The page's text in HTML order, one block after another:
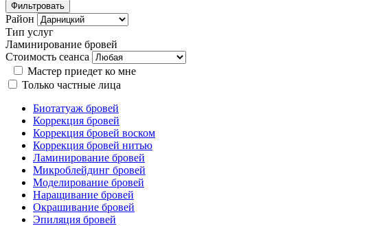
Фильтровать
Район
Тип услуг
Ламинирование бровей
Стоимость сеанса
Мастер приедет ко мне
Только частные лица
Биотатуаж бровей
Коррекция бровей
Коррекция бровей воском
Коррекция бровей нитью
Ламинирование бровей
Микроблейдинг бровей
Моделирование бровей
Наращивание бровей
Окрашивание бровей
Эпиляция бровей